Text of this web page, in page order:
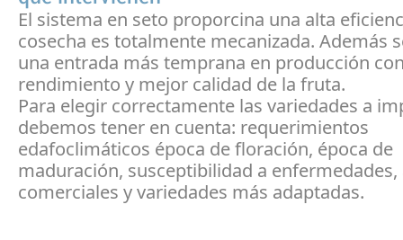
El sistema en seto proporcina una alta
cosecha es totalmente mecanizada. Además
una entrada más temprana en producción
rendimiento y mejor calidad de la fruta.
Para elegir correctamente las variedades a
debemos tener en cuenta: requerimientos
edafoclimáticos época de floración, época de
maduración, susceptibilidad a enfermedades,
comerciales y variedades más adaptadas.